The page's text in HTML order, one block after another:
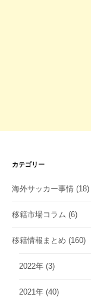
カテゴリー
海外サッカー事情 (18)
移籍市場コラム (6)
移籍情報まとめ (160)
2022年 (3)
2021年 (40)